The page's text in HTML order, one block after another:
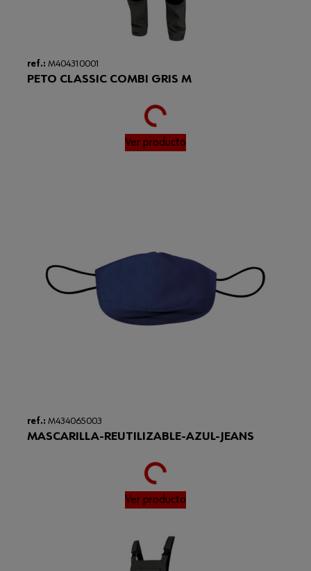
ref.: M404310001
PETO CLASSIC COMBI GRIS M
Loading...
Ver producto
ref.: M434065003
MASCARILLA-REUTILIZABLE-AZUL-JEANS
Loading...
Ver producto